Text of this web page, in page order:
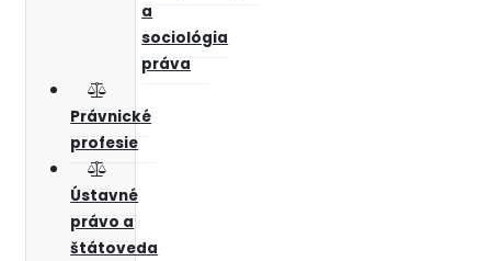
a
sociológia
práva
Právnické
profesie
Ústavné
právo a
štátoveda